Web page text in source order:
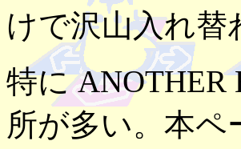
けで沢山入れ
特に
所が多い。本